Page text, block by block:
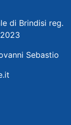
di Brindisi reg.
Sebastio